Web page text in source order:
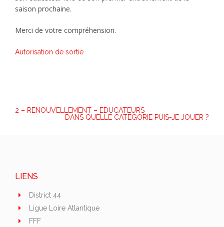
saison prochaine.
Merci de votre compréhension.
Autorisation de sortie
NAVIGATION
2 – RENOUVELLEMENT – EDUCATEURS
DANS QUELLE CATEGORIE PUIS-JE JOUER ?
LIENS
District 44
Ligue Loire Atlantique
FFF